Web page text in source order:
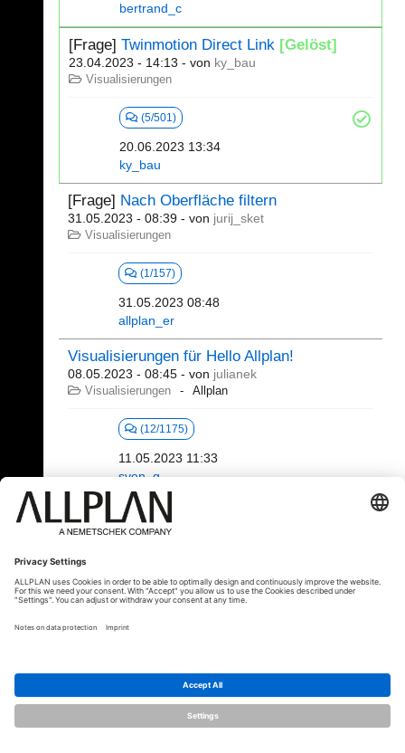
bertrand_c
[Frage] Twinmotion Direct Link [Gelöst]
23.04.2023 - 14:13 - von ky_bau
Visualisierungen
(5/501)
20.06.2023 13:34
ky_bau
[Frage] Nach Oberfläche filtern
31.05.2023 - 08:39 - von jurij_sket
Visualisierungen
(1/157)
31.05.2023 08:48
allplan_er
Visualisierungen für Hello Allplan!
08.05.2023 - 08:45 - von julianek
Visualisierungen Allplan
(12/1175)
11.05.2023 11:33
sven_g
1 - 20 (221)
© ALLPLAN Österreich GmbH Allplan ist Teil derNemetschek Group